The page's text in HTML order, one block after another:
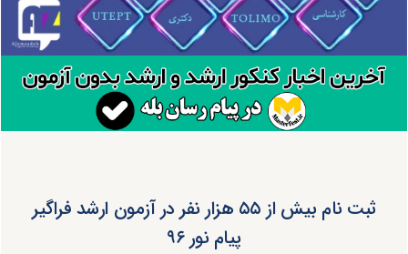
ثبت نام بیش از ۵۵ هزار نفر در آزمون ارشد فراگیر
پیام نور ۹۶